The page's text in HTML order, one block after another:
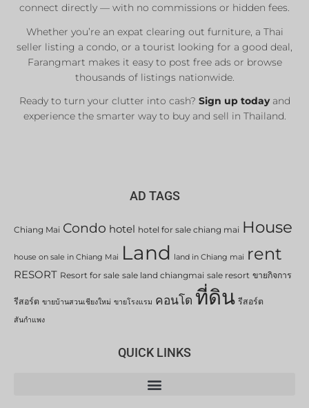
connect directly — with no commissions or hidden fees.
Whether you’re an expat clearing out furniture, a Thai
seller listing a condo, or a tourist looking for a good deal,
Farangmart makes it easy to post free ads or browse
thousands of listings nationwide.
Ready to turn your clutter into cash? Sign up todayand
experience the smarter way to buy and sell in Thailand.
AD TAGS
Chiang Mai Condo hotel hotel for sale chiang mai House
house on sale in Chiang Mai Land land in Chiang mai rent
RESORT Resort for sale sale land chiangmai sale resort ขายกิจการ
รีสอร์ต ขายบ้านสวนเชียงใหม่ ขายโรงแรม คอนโด ที่ดิน รีสอร์ต
สันกำแพง
QUICK LINKS